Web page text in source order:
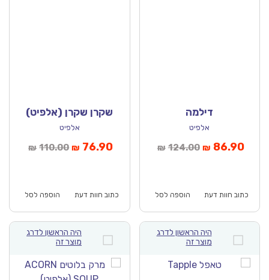
דילמה
אלפיט
₪ 124.00המחיר
₪ 86.90
כתוב חוות דעת הוספה לסל
שקרן שקרן (אלפיט)
אלפיט
₪ 110.00המחיר
₪ 76.90
₪76.90.
כתוב חוות דעת הוספה לסל
היה הראשון לדרג
מוצר זה
היה הראשון לדרג
מוצר זה